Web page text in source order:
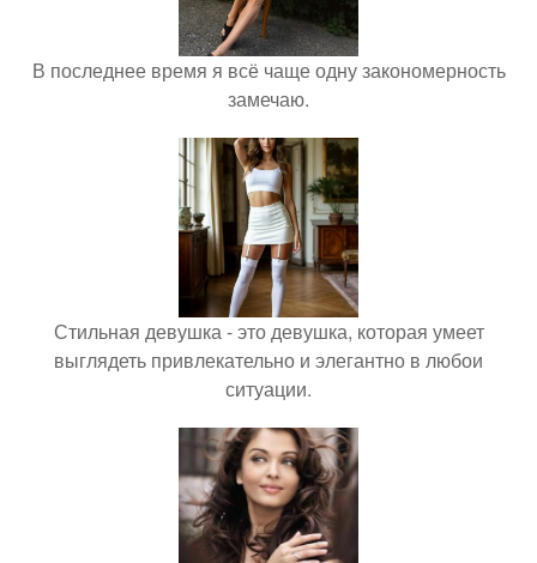
В последнее время я всё чаще одну закономерность
замечаю.
Стильная девушка - это девушка, которая умеет
выглядеть привлекательно и элегантно в любои
ситуации.